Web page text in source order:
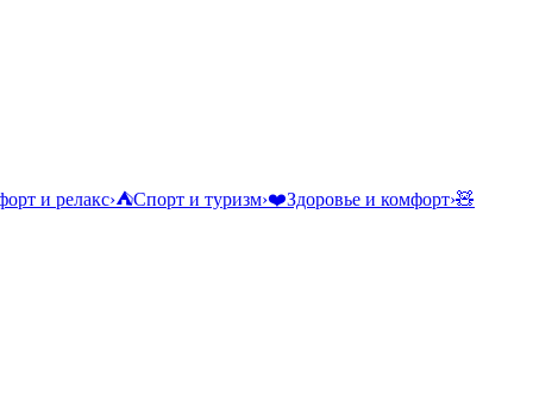
и релакс›⛺Спорт и туризм›❤️Здоровье и комфорт›🧸